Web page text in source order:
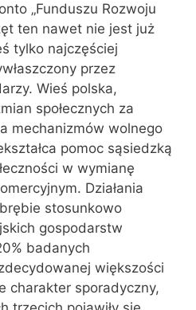
„Funduszu Rozwoju
ten nawet nie jest już
tylko najczęściej
przez
Wieś polska,
społecznych za
mechanizmów wolnego
pomoc sąsiedzką
w wymianę
Działania
stosunkowo
gospodarstw
badanych
większości
charakter sporadyczny,